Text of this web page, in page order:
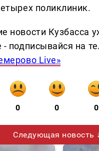
поликлиник.
новости Кузбасса
- подписывайся на
Live»
0 0 0
Следующая новость ↓